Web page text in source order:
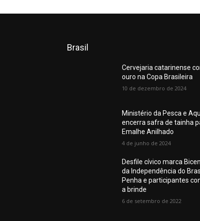
Brasil
Cervejaria catarinense
ouro na Copa Brasileira
10 de dezembro de 2024
Ministério da Pesca e
encerra safra de tainha
Emalhe Anilhado
4 de junho de 2024
Desfile cívico marca
da Independência do
Penha e participantes
a brinde
6 de setembro de 2022